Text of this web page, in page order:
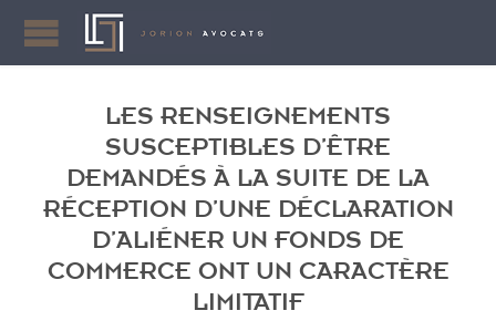
LES RENSEIGNEMENTS
SUSCEPTIBLES D’ÊTRE
DEMANDÉS À LA SUITE DE LA
RÉCEPTION D’UNE DÉCLARATION
D’ALIÉNER UN FONDS DE
COMMERCE ONT UN CARACTÈRE
LIMITATIF